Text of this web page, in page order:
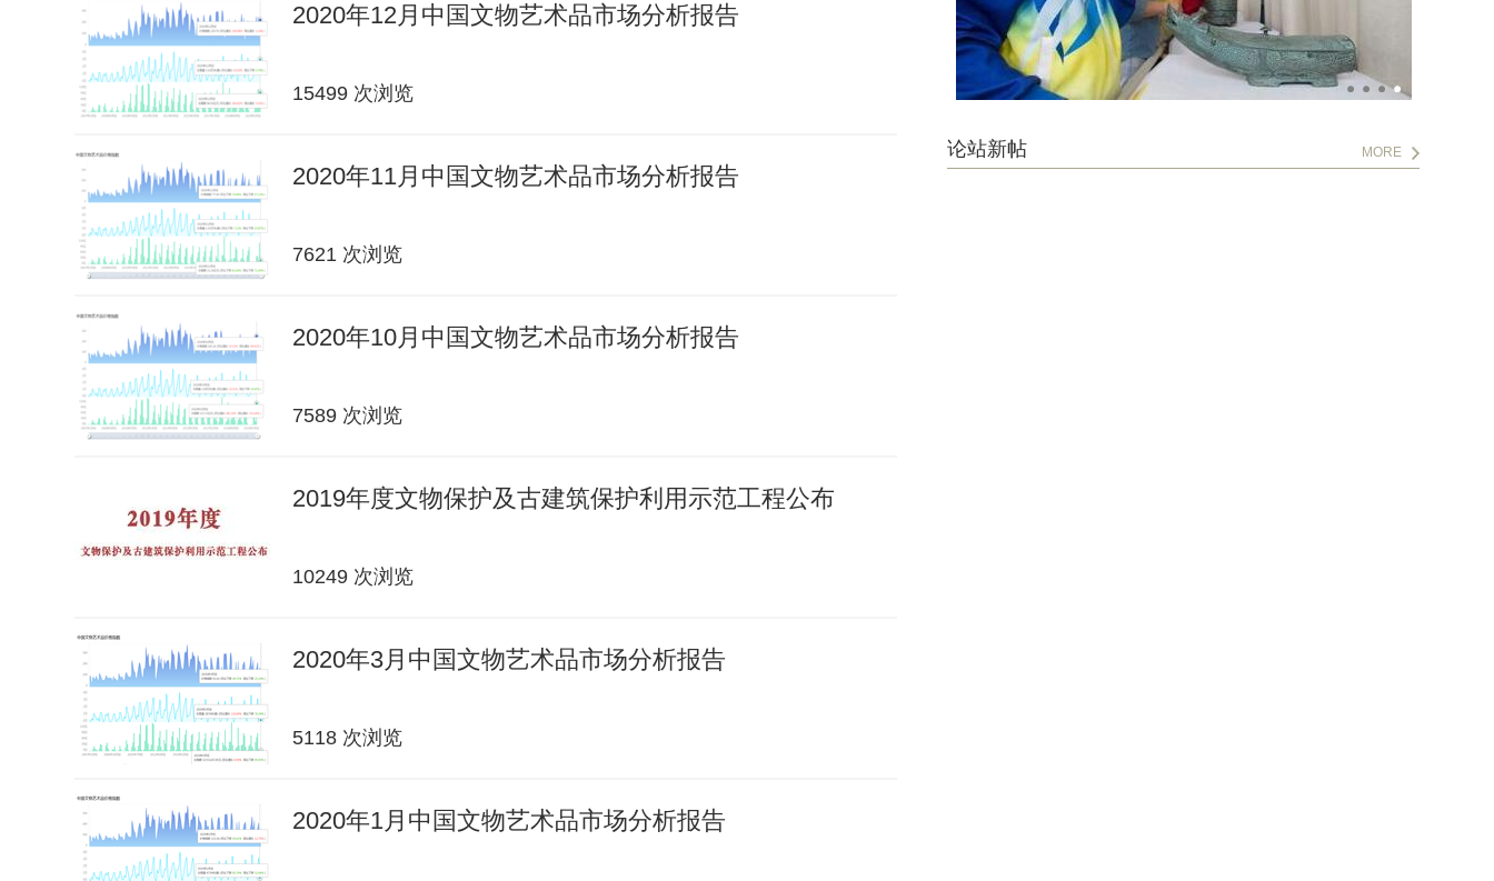
2020年12月中国文物艺术品市场分析报告
15499 次浏览
2020年11月中国文物艺术品市场分析报告
7621 次浏览
2020年10月中国文物艺术品市场分析报告
7589 次浏览
2019年度文物保护及古建筑保护利用示范工程公布
10249 次浏览
2020年3月中国文物艺术品市场分析报告
5118 次浏览
2020年1月中国文物艺术品市场分析报告
论站新帖 MORE